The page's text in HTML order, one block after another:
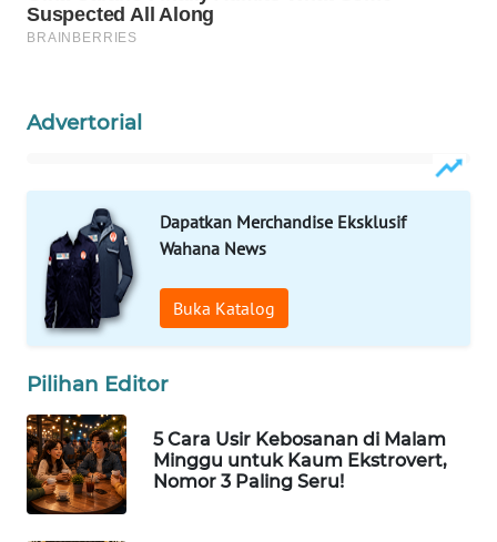
Advertorial
Dapatkan Merchandise Eksklusif
Wahana News
Buka Katalog
Pilihan Editor
5 Cara Usir Kebosanan di Malam
Minggu untuk Kaum Ekstrovert,
Nomor 3 Paling Seru!
WAHANA
HEALTH
DESA
WAHANA
Wahana
Network
LISTRIK
MASYARAKAT
KELISTRIKAN